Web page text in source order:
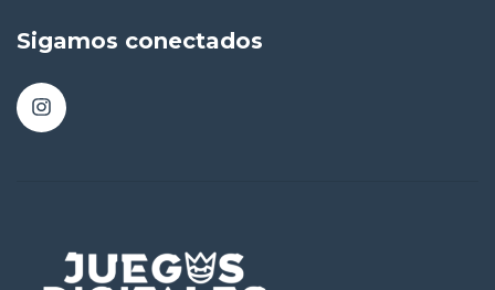
Sigamos conectados